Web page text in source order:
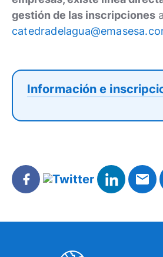
gestión de las inscripciones
Información e